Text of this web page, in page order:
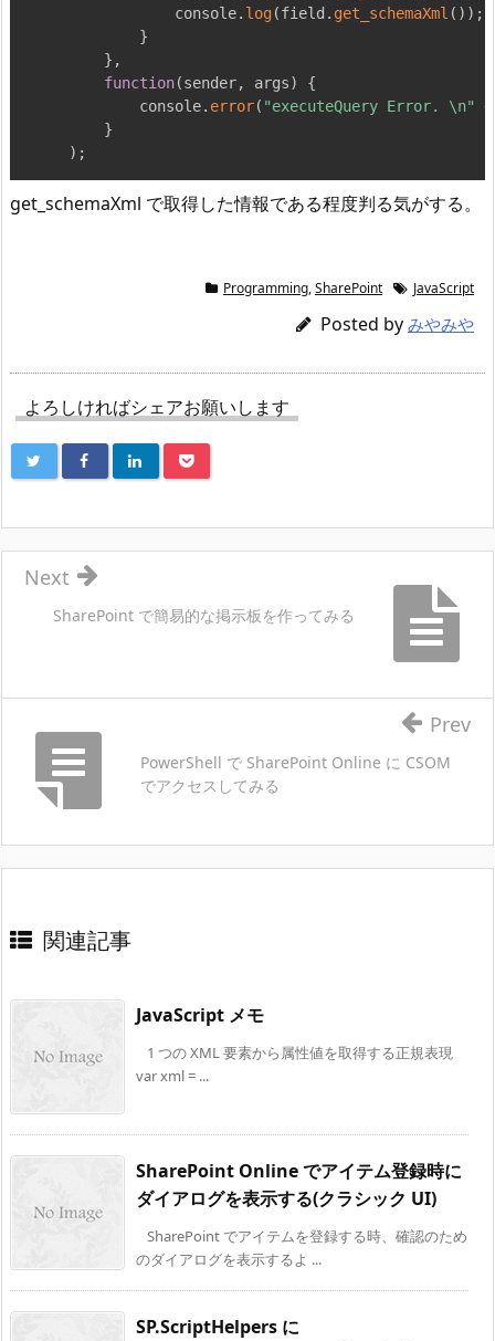
            console
. log(field . get_schemaXml ( ) ) ;
}
} ,
function(sender, args)
{
        console
. error( "executeQuery Error. \n" +
}
) ;
get_schemaXml で取得した情報である程度判る気がする。
Programming,SharePoint JavaScript
Posted by みやみや
よろしければシェアお願いします
SharePoint で簡易的な掲示板を作ってみる
Next
PowerShell で SharePoint Online に CSOM
でアクセスしてみる
Prev
関連記事
JavaScript メモ
1 つの XML 要素から属性値を取得する正規表現
var xml = ...
SharePoint Online でアイテム登録時に
ダイアログを表示する(クラシック UI)
SharePoint でアイテムを登録する時、確認のため
のダイアログを表示するよ ...
SP.ScriptHelpers に